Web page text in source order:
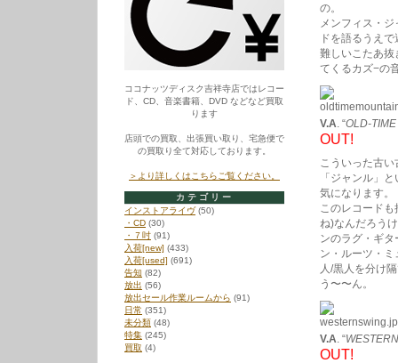
の。
メンフィス・
ドを語るうえ
難しいこたあ抜
てくるカズ−の
V.A. “OLD-
OUT!
こういった古
「ジャンル」
気になります。
このレコード
ね)なんだろう
ンのラグ・ギ
ン・ルーツ・
人/黒人を分け
う〜〜ん。
V.A. “
OUT!
ココナッツディスク吉祥寺店ではレコー
ド、CD、音楽書籍、DVD などなど買取
ります
店頭での買取、出張買い取り、宅急便で
の買取り全て対応しております。
＞より詳しくはこちらご覧ください。
カテゴリー
インストアライヴ(50)
・CD (30)
・７吋 (91)
入荷[new] (433)
入荷[used] (691)
告知 (82)
放出 (56)
放出セール作業ルームから (91)
日常 (351)
未分類 (48)
特集 (245)
買取 (4)